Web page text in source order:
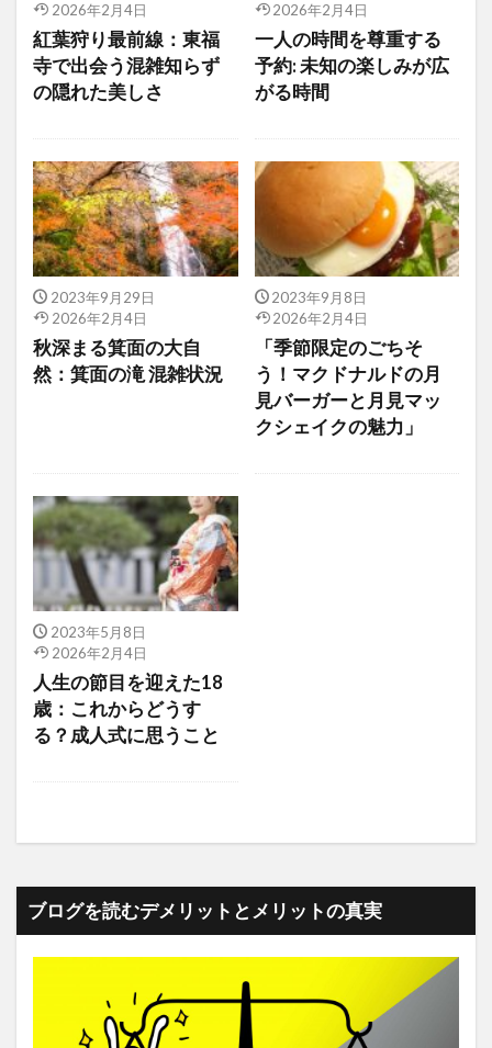
2026年2月4日
紅葉狩り最前線：東福
寺で出会う混雑知らず
の隠れた美しさ
2026年2月4日
一人の時間を尊重する
予約: 未知の楽しみが広
がる時間
2023年9月29日
2026年2月4日
秋深まる箕面の大自
然：箕面の滝 混雑状況
2023年9月8日
2026年2月4日
「季節限定のごちそ
う！マクドナルドの月
見バーガーと月見マッ
クシェイクの魅力」
2023年5月8日
2026年2月4日
人生の節目を迎えた18
歳：これからどうす
る？成人式に思うこと
ブログを読むデメリットとメリットの真実